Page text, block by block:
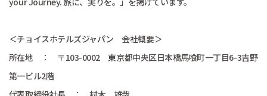
＜チョイスホテルズジャパン 会社概要＞
所在地 ： 〒103-0002 東京都中央区日本橋馬喰町一丁目6-3吉野
第一ビル2階